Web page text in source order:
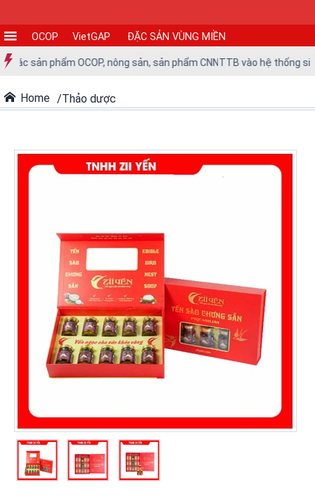
CƠ
SẢN
XUẤT
THÔNG
BẢN
MUA
OCOP VietGAP ĐẶC SẢN VÙNG MIỀN
sản phẩm OCOP, nông sản, sản phẩm CNNTTB vào hệ thống
Home Thảo dược